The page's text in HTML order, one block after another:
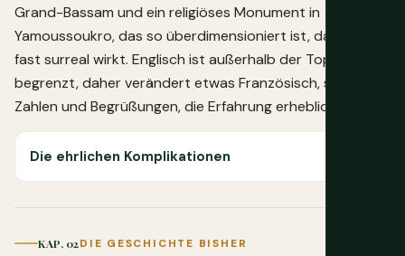
Grand-Bassam und ein religiöses Monument in
Yamoussoukro, das so überdimensioniert ist, dass es
fast surreal wirkt. Englisch ist außerhalb der Top-Hotels
begrenzt, daher verändert etwas Französisch, selbst nur
Zahlen und Begrüßungen, die Erfahrung erheblich.
Die ehrlichen Komplikationen
KAP. 02DIE GESCHICHTE BISHER